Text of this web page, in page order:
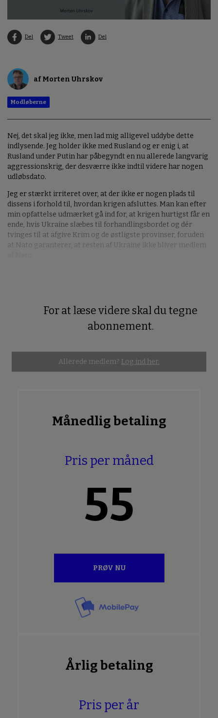
Del Tweet Del
af Morten Uhrskov
Modløberne
Nej, det skal jeg ikke, men lad mig alligevel uddybe dette
indlysende. Jeg holder ikke med Rusland og er enig i, at
Rusland under Putin har påbegyndt en nu allerede langvarig
aggressionskrig, der desværre ikke indtil videre har nogen
udløbsdato.
Jeg er stærkt irriteret over, at der ikke er nogen plads til
dissens i forhold til, hvordan krigen afsluttes. Man kan efter
min opfattelse udmærket gå ind for, at krigen hurtigst får en
ende, hvis Ukraine slæbes til forhandlingsbordet og dér
tvinges til at afgive Krim og de østligste provinser, foruden
at Nato garanterer, at resten af Ukraine ikke bliver medlem
For at læse videre skal du tegne
abonnement.
Allerede medlem? Log ind her.
Månedlig betaling
Pris per måned
55
PRØV NU
Årlig betaling
Pris per år